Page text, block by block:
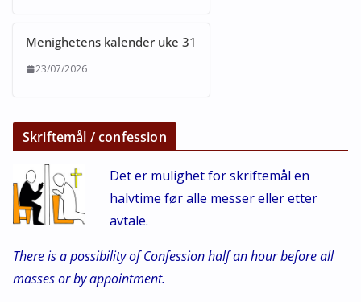
Menighetens kalender uke 31
23/07/2026
Skriftemål / confession
Det er mulighet for skriftemål en
halvtime før alle messer eller etter
avtale.
There is a possibility of Confession half an hour before all
masses or by appointment.